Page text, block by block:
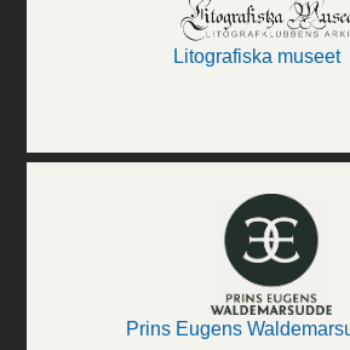
Litografiska museet
Prins Eugens